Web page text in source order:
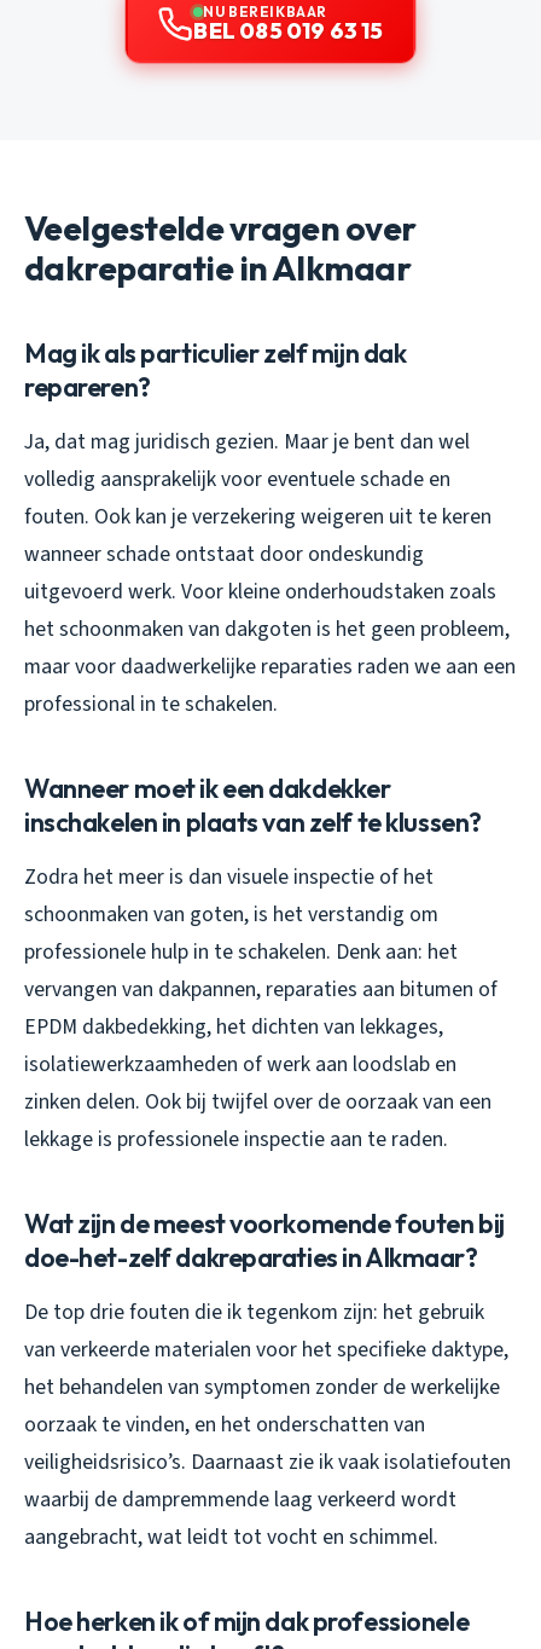
NU BEREIKBAAR
BEL 085 019 63 15
Veelgestelde vragen over
dakreparatie in Alkmaar
Mag ik als particulier zelf mijn dak
repareren?
Ja, dat mag juridisch gezien. Maar je bent dan wel
volledig aansprakelijk voor eventuele schade en
fouten. Ook kan je verzekering weigeren uit te keren
wanneer schade ontstaat door ondeskundig
uitgevoerd werk. Voor kleine onderhoudstaken zoals
het schoonmaken van dakgoten is het geen probleem,
maar voor daadwerkelijke reparaties raden we aan een
professional in te schakelen.
Wanneer moet ik een dakdekker
inschakelen in plaats van zelf te klussen?
Zodra het meer is dan visuele inspectie of het
schoonmaken van goten, is het verstandig om
professionele hulp in te schakelen. Denk aan: het
vervangen van dakpannen, reparaties aan bitumen of
EPDM dakbedekking, het dichten van lekkages,
isolatiewerkzaamheden of werk aan loodslab en
zinken delen. Ook bij twijfel over de oorzaak van een
lekkage is professionele inspectie aan te raden.
Wat zijn de meest voorkomende fouten bij
doe-het-zelf dakreparaties in Alkmaar?
De top drie fouten die ik tegenkom zijn: het gebruik
van verkeerde materialen voor het specifieke daktype,
het behandelen van symptomen zonder de werkelijke
oorzaak te vinden, en het onderschatten van
veiligheidsrisico’s. Daarnaast zie ik vaak isolatiefouten
waarbij de dampremmende laag verkeerd wordt
aangebracht, wat leidt tot vocht en schimmel.
Hoe herken ik of mijn dak professionele